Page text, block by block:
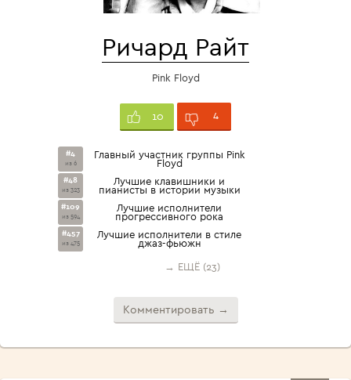
Ричард Райт
Pink Floyd
10 4
#4
из 6
Главный участник группы Pink
Floyd
#48
из 323
Лучшие клавишники и
пианисты в истории музыки
#109
из 594
Лучшие исполнители
прогрессивного рока
#457
из 475
Лучшие исполнители в стиле
джаз-фьюжн
→ ЕЩЁ (23)
Комментировать →